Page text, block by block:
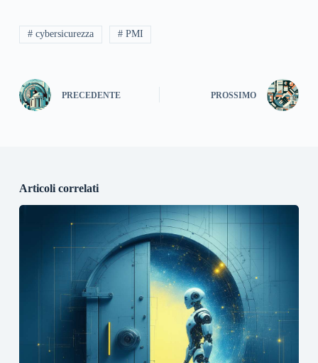
# cybersicurezza # PMI
PRECEDENTE PROSSIMO
Articoli correlati